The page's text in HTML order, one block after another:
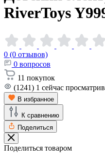
RiverToys
0 (0 отзывов)
0 вопросов
11 покупок
(1241) 1 сейчас
В избранное
К сравнению
Поделиться
Поделиться товаром